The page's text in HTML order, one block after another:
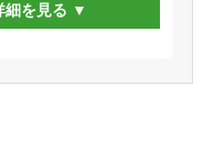
細を見る